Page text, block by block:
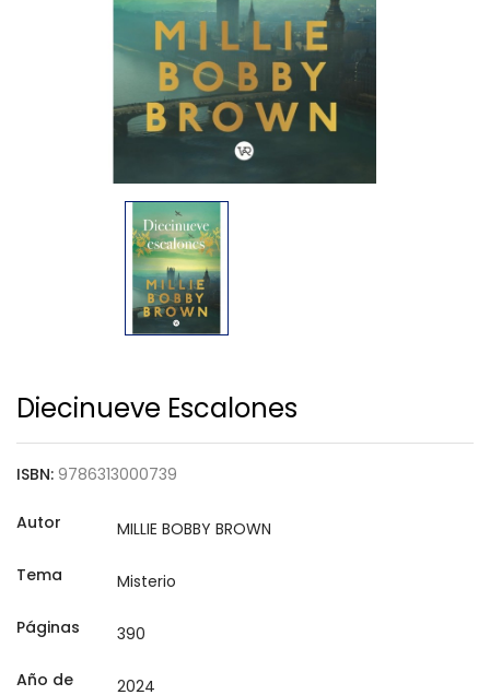
Diecinueve Escalones
ISBN: 9786313000739
Autor
Tema
Páginas
Año de